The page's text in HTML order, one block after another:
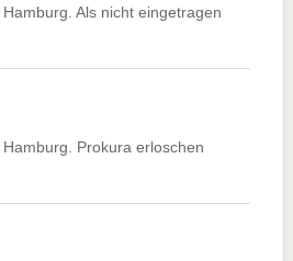
Als nicht eingetragen
Prokura erloschen